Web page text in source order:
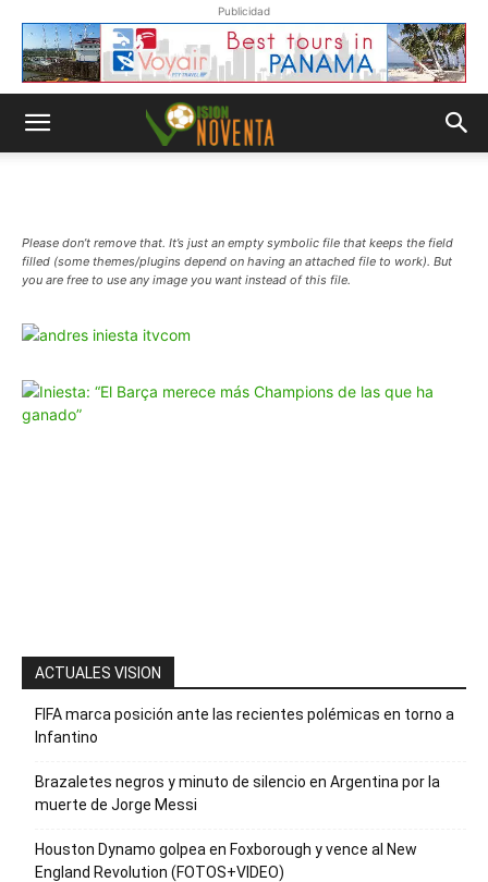
Publicidad
Please don’t remove that. It’s just an empty symbolic file that keeps the field
filled (some themes/plugins depend on having an attached file to work). But
you are free to use any image you want instead of this file.
Whatsapp
“Suscripción”
ACTUALES VISION
FIFA marca posición ante las recientes polémicas en torno a
Infantino
Brazaletes negros y minuto de silencio en Argentina por la
muerte de Jorge Messi
Houston Dynamo golpea en Foxborough y vence al New
England Revolution (FOTOS+VIDEO)